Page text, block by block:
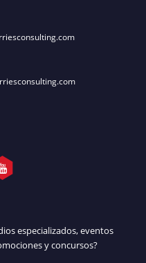
especializados, eventos
y concursos?